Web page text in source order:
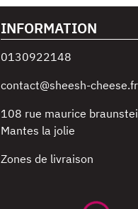
INFORMATION
0130922148
contact@sheesh-cheese.fr
108 rue maurice
Mantes la jolie
Zones de livraison